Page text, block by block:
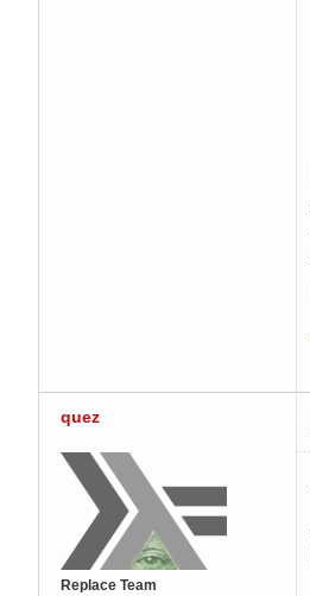
quez
Replace Team